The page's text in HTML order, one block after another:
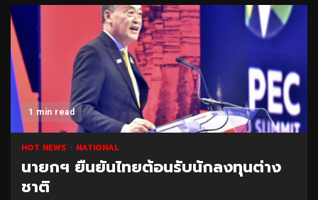
1 min read
HOT NEWS NATIONAL
นายกฯ ยืนยันไทยต้อนรับนักลงทุนต่าง
ชาติ